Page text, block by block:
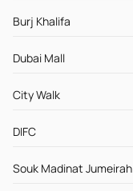
Burj Khalifa
Dubai Mall
City Walk
DIFC
Souk Madinat Jumeirah